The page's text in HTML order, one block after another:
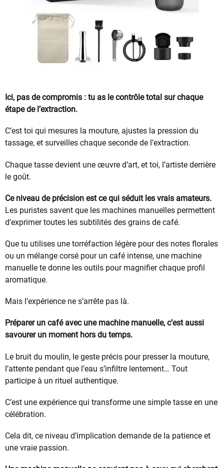
Ici, pas de compromis : tu as le contrôle total sur chaque
étape de l’extraction.
C’est toi qui mesures la mouture, ajustes la pression du
tassage, et surveilles chaque seconde de l’extraction.
Chaque tasse devient une œuvre d’art, et toi, l’artiste derrière
le goût.
Ce niveau de précision est ce qui séduit les vrais amateurs.
Les puristes savent que les machines manuelles permettent
d’exprimer toutes les subtilités des grains de café.
Que tu utilises une torréfaction légère pour des notes florales
ou un mélange corsé pour un café intense, une machine
manuelle te donne les outils pour magnifier chaque profil
aromatique.
Mais l’expérience ne s’arrête pas là.
Préparer un café avec une machine manuelle, c’est aussi
savourer un moment hors du temps.
Le bruit du moulin, le geste précis pour presser la mouture,
l’attente pendant que l’eau s’infiltre lentement… Tout
participe à un rituel authentique.
C’est une expérience qui transforme une simple tasse en une
célébration.
Cela dit, ce niveau d’implication demande de la patience et
une vraie passion.